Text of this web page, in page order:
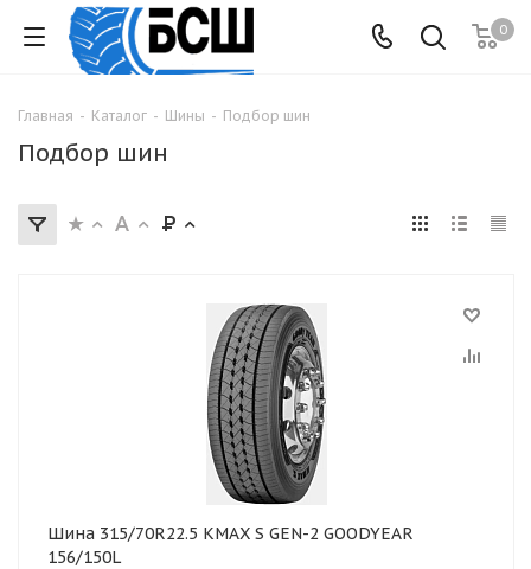
0
Главная - Каталог - Шины - Подбор шин
Подбор шин
Шина 315/70R22.5 KMAX S GEN-2 GOODYEAR
156/150L